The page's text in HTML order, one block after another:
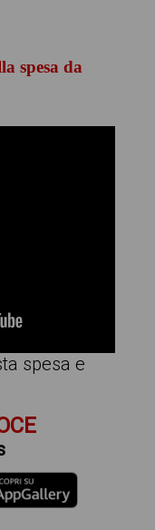
spesa da
spesa e